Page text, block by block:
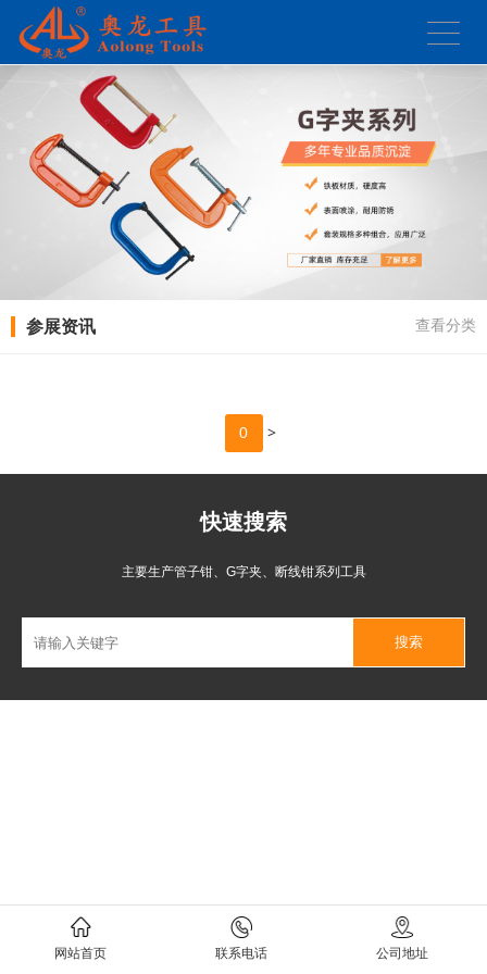
参展资讯 查看分类
0 >
网站首页 联系电话 公司地址
快速搜索
主要生产管子钳、G字夹、断线钳系列工具